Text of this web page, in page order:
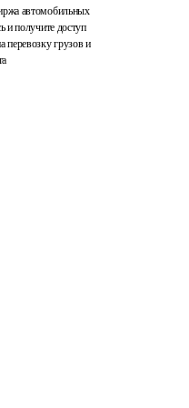
автомобильных
и получите доступ
перевозку грузов и